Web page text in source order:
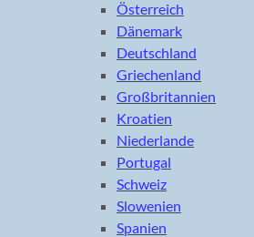
Österreich
Dänemark
Deutschland
Griechenland
Großbritannien
Kroatien
Niederlande
Portugal
Schweiz
Slowenien
Spanien